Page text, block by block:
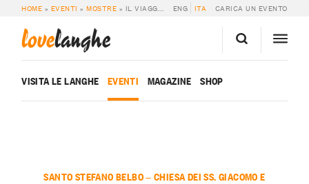
HOME » EVENTI »MOSTRE » IL VIAGGIO DI PAVESE ENG ITA CARICA UN EVENTO
lovelanghe
VISITA LE LANGHE EVENTI MAGAZINE SHOP
SANTO STEFANO BELBO — CHIESA DEI SS. GIACOMO E